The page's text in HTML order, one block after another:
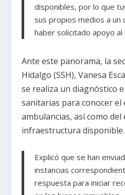
disponibles, por lo que
sus propios medios a un
haber solicitado apoyo al
Ante este panorama, la
Hidalgo (SSH), Vanesa
se realiza un diagnóstico
sanitarias para conocer el
ambulancias, así como del
infraestructura disponible.
Explicó que se han
instancias
respuesta para iniciar